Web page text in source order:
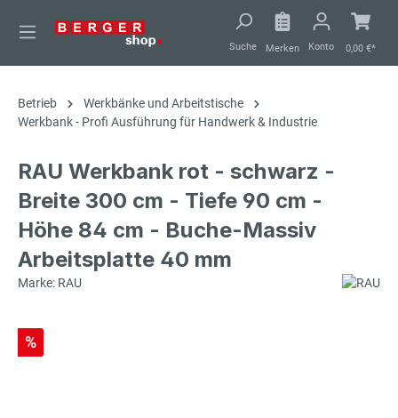
springen
Suche Merken Konto 0,00 €*
Betrieb
Werkbänke und Arbeitstische
Werkbank - Profi Ausführung für Handwerk & Industrie
RAU Werkbank rot - schwarz -
Breite 300 cm - Tiefe 90 cm -
Höhe 84 cm - Buche-Massiv
Arbeitsplatte 40 mm
Marke: RAU
%